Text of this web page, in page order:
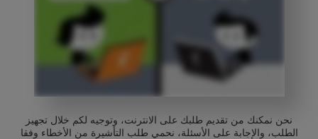
نحن نمكنك من تقديم طلبك على الانترنت، وتوجيه لكم خلال تجهيز
الطلب، والإجابة على الأسئلة، نحمي طلب التأشيرة من الأخطاء وفقا